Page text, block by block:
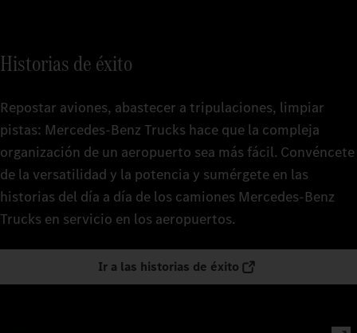
Historias de éxito
Repostar aviones, abastecer a tripulaciones, limpiar
pistas: Mercedes‑Benz Trucks hace que la compleja
organización de un aeropuerto sea más fácil. Convéncete
de la versatilidad y la potencia y sumérgete en las
historias del día a día de los camiones Mercedes‑Benz
Trucks en servicio en los aeropuertos.
Ir a las historias de éxito